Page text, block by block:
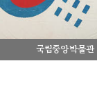
국립중앙박물관